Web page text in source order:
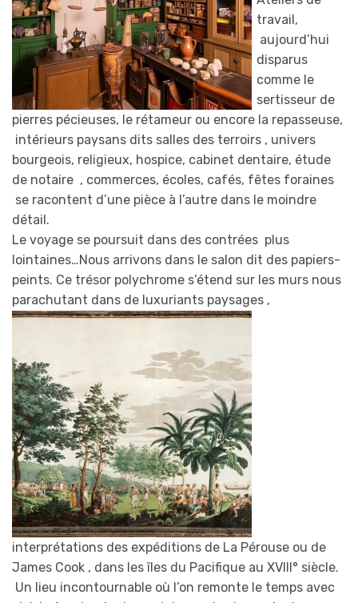
travail,
aujourd’hui
disparus
comme le
sertisseur de
pierres pécieuses, le rétameur ou encore la repasseuse,
intérieurs paysans dits salles des terroirs , univers
bourgeois, religieux, hospice, cabinet dentaire, étude
de notaire , commerces, écoles, cafés, fêtes foraines
se racontent d’une pièce à l’autre dans le moindre
détail.
Le voyage se poursuit dans des contrées plus
lointaines…Nous arrivons dans le salon dit des papiers-
peints. Ce trésor polychrome s’étend sur les murs nous
parachutant dans de luxuriants paysages ,
interprétations des expéditions de La Pérouse ou de
James Cook , dans les îles du Pacifique au XVIII° siècle.
Un lieu incontournable où l’on remonte le temps avec